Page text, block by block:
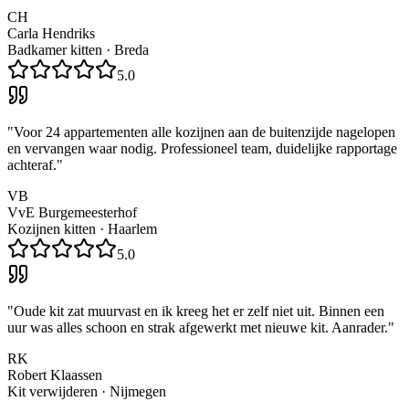
CH
Carla Hendriks
Badkamer kitten · Breda
5.0
"Voor 24 appartementen alle kozijnen aan de buitenzijde nagelopen
en vervangen waar nodig. Professioneel team, duidelijke rapportage
achteraf."
VB
VvE Burgemeesterhof
Kozijnen kitten · Haarlem
5.0
"Oude kit zat muurvast en ik kreeg het er zelf niet uit. Binnen een
uur was alles schoon en strak afgewerkt met nieuwe kit. Aanrader."
RK
Robert Klaassen
Kit verwijderen · Nijmegen